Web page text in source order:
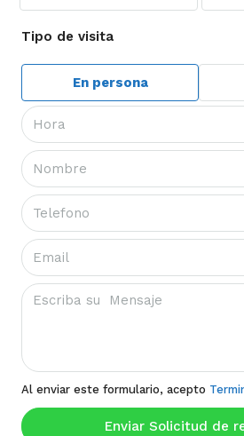
Tipo de visita
En persona
Hora
Al enviar este formulario, acepto
Enviar Solicitud de